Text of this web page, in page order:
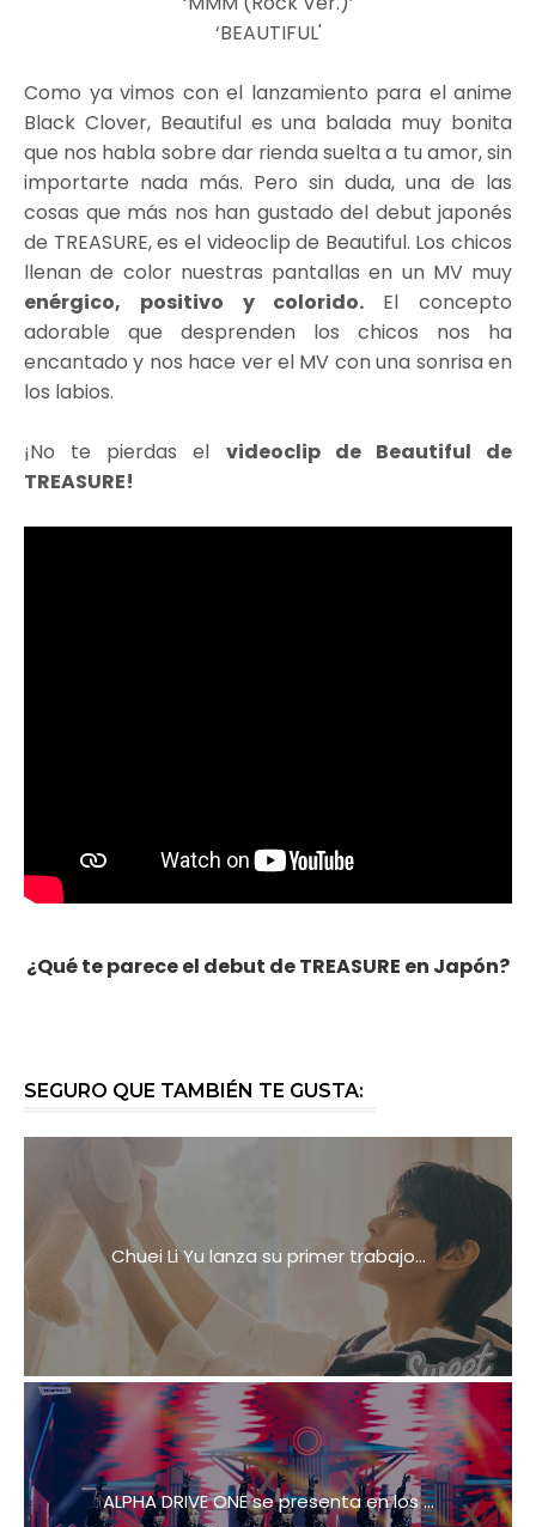
‘BEAUTIFUL'
Como ya vimos con el lanzamiento para el anime
Black Clover, Beautiful es una balada muy bonita
que nos habla sobre dar rienda suelta a tu amor, sin
importarte nada más. Pero sin duda, una de las
cosas que más nos han gustado del debut japonés
de TREASURE, es el videoclip de Beautiful. Los chicos
llenan de color nuestras pantallas en un MV muy
enérgico, positivo y colorido. El concepto
adorable que desprenden los chicos nos ha
encantado y nos hace ver el MV con una sonrisa en
los labios.
¡No te pierdas el videoclip de Beautiful de
TREASURE!
¿Qué te parece el debut de TREASURE en Japón?
SEGURO QUE TAMBIÉN TE GUSTA:
Chuei Li Yu lanza su primer trabajo...
ALPHA DRIVE ONE se presenta en los ...